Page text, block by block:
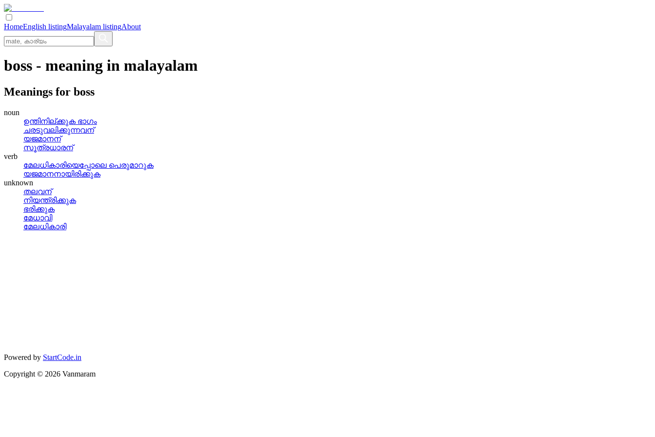
HomeEnglish listingMalayalam listingAbout
boss - meaning in malayalam
Meanings for boss
noun
ഉന്തിനില്‌ക്കുക ഭാഗം
ചരടുവലിക്കുന്നവന്
യജമാനന്
സൂത്രധാരന്
verb
മേലധികാരിയെപ്പോലെ പെരുമാറുക
യജമാനനായിരിക്കുക
unknown
തലവന്
നിയന്ത്രിക്കുക
ഭരിക്കുക
മേധാവി
മേലധികാരി
Powered by StartCode.in
Copyright © 2026 Vanmaram